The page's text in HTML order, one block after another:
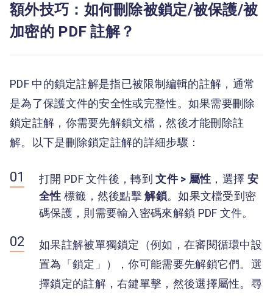
額外技巧：如何刪除被鎖定/被保護/被
加密的 PDF 註解？
PDF 中的鎖定註解是指已被限制編輯的註解，通常
是為了保護文件的安全性或完整性。如果需要刪除
鎖定註解，你需要先解鎖文檔，然後才能刪除註
解。以下是刪除鎖定註解的詳細步驟：
打開 PDF 文件後，轉到文件 > 屬性 ，選擇 安
全性 標籤，然後點擊解鎖。如果文檔受到密
碼保護，則需要輸入密碼來解鎖 PDF 文件。
如果註解被單獨鎖定（例如，在審閱循環中設
置為「鎖定」），你可能需要先解鎖它們。選
擇鎖定的註解，右鍵單擊，然後選擇屬性。尋